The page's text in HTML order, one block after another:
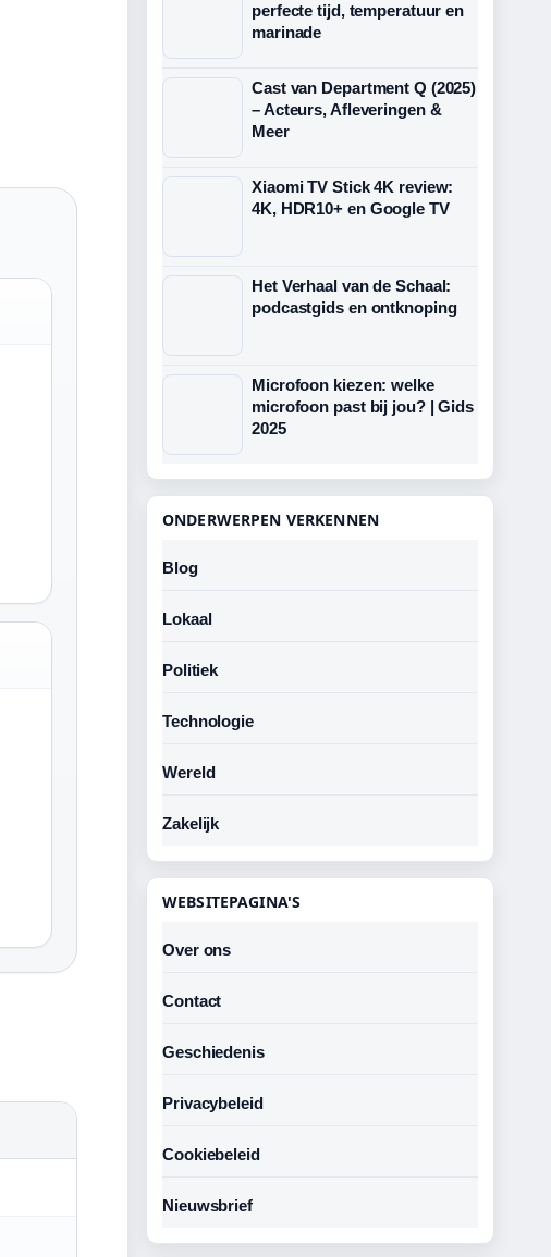
perfecte tijd, temperatuur en
marinade
Cast van Department Q (2025)
– Acteurs, Afleveringen &
Meer
Xiaomi TV Stick 4K review:
4K, HDR10+ en Google TV
Het Verhaal van de Schaal:
podcastgids en ontknoping
Microfoon kiezen: welke
microfoon past bij jou? | Gids
2025
ONDERWERPEN VERKENNEN
Blog
Lokaal
Politiek
Technologie
Wereld
Zakelijk
WEBSITEPAGINA'S
Over ons
Contact
Geschiedenis
Privacybeleid
Cookiebeleid
Nieuwsbrief